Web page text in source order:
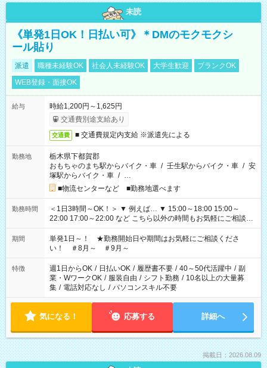
未読
《単発1日OK！日払い可》＊DMのモクモクシ
ール貼り
派遣 職種未経験OK 社会人未経験OK 大学生歓迎
ブランクOK
WEB登録・面接OK
給与
時給1,200円～1,625円
交通費別途支給あり
交通費 ■ 交通費規定内支給 ※派遣先による
勤務地
栃木県下都賀郡
おもちゃのまち駅からバイク・車 / 壬生駅からバイク・車 / 安
塚駅からバイク・車 / …
■物流センターなど ■勤務地選べます
勤務時間
＜1日3時間～OK！＞ ▼ 例えば… ▼ 15:00～18:00 15:00～
22:00 17:00～22:00 など こちら以外の時間もお気軽にご相談く
ださい！
期間
単発1日～！ ★勤務開始日や期間はお気軽にご相談くださ
い！ ＃8月～ ＃9月～
特徴 週1日からOK / 日払いOK / 履歴書不要 / 40～50代活躍中 / 副
業・WワークOK / 服装自由 / シフト勤務 / 10名以上の大量募
集 / 電話対応なし / パソコンスキル不要
気になる！ 応募する 詳細へ
掲載日：2026.08.09